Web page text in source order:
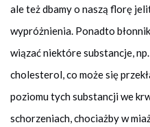
ale też dbamy o naszą florę
wypróżnienia. Ponadto
wiązać niektóre substancje,
cholesterol, co może się
poziomu tych substancji we
schorzeniach, chociażby w